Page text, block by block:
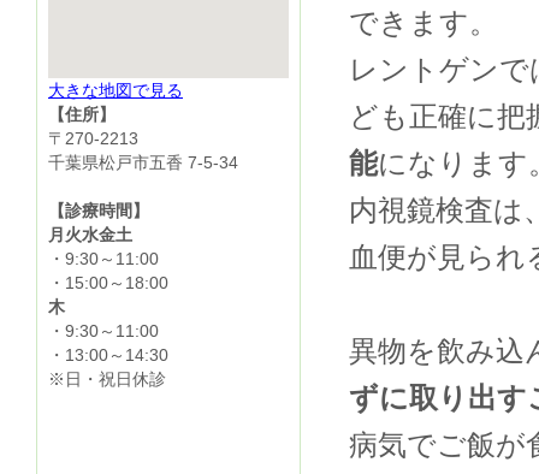
できます。
レントゲン
ども正確に把
能になります
内視鏡検査は
血便が見ら
異物を飲み込
ずに取り出す
病気でご飯が
大きな地図で見る
【住所】
〒270-2213
千葉県松戸市五香 7-5-34
【診療時間】
月火水金土
・9:30～11:00
・15:00～18:00
木
・9:30～11:00
・13:00～14:30
※日・祝日休診